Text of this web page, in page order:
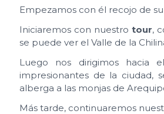
Empezamos con él recojo de
Iniciaremos con nuestro tour,
se puede ver el Valle de la
Luego nos dirigimos hacia
impresionantes de la ciudad,
alberga a las monjas de
Más tarde, continuaremos